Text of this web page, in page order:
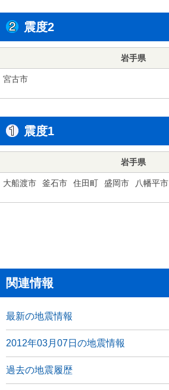
震度2
岩手県
宮古市
震度1
岩手県
大船渡市 釜石市 住田町 盛岡市 八幡平市
関連情報
最新の地震情報
2012年03月07日の地震情報
過去の地震履歴